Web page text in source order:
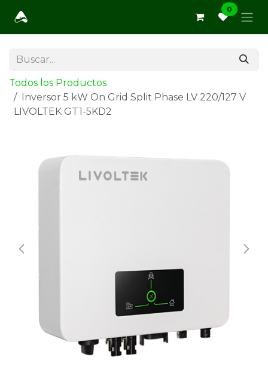
0
Todos los Productos
Inversor 5 kW On Grid Split Phase LV 220/127 V
LIVOLTEK GT1-5KD2